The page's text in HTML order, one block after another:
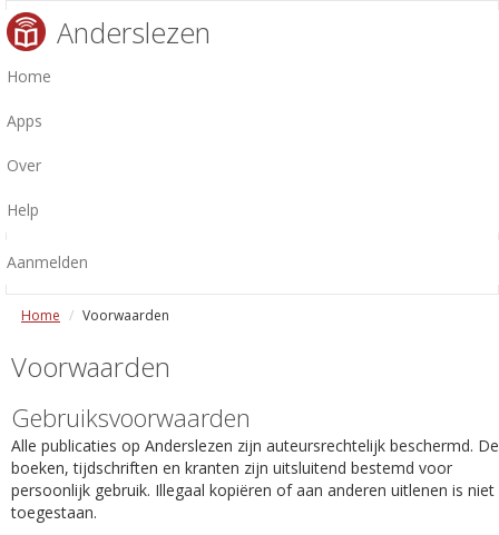
Anderslezen
Home
Apps
Over
Help
Aanmelden
Home Voorwaarden
Voorwaarden
Gebruiksvoorwaarden
Alle publicaties op Anderslezen zijn auteursrechtelijk beschermd. De
boeken, tijdschriften en kranten zijn uitsluitend bestemd voor
persoonlijk gebruik. Illegaal kopiëren of aan anderen uitlenen is niet
toegestaan.